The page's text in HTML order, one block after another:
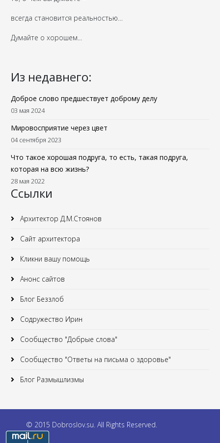
всегда становится реальностью…
Думайте о хорошем...
Из недавнего:
Доброе слово предшествует доброму делу
03 мая 2024
Мировосприятие через цвет
04 сентября 2023
Что такое хорошая подруга, то есть, такая подруга,
которая на всю жизнь?
28 мая 2022
Ссылки
Архитектор Д.М.Стоянов
Сайт архитектора
Кликни вашу помощь
Анонс сайтов
Блог Беззлоб
Содружество Ирин
Сообщество "Добрые слова"
Сообщество "Ответы на письма о здоровье"
Блог Размышлизмы
© 2015 Dobroslov.su. All Rights Reserved.